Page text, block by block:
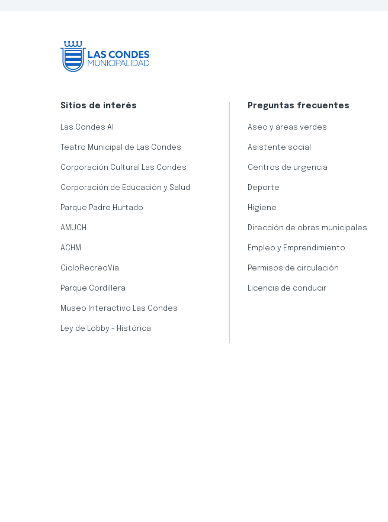
Sitios de interés
Las Condes AI
Teatro Municipal de Las Condes
Corporación Cultural Las Condes
Corporación de Educación y Salud
Parque Padre Hurtado
AMUCH
ACHM
CicloRecreoVía
Parque Cordillera
Museo Interactivo Las Condes
Ley de Lobby - Histórica
Preguntas frecuentes
Aseo y áreas verdes
Asistente social
Centros de urgencia
Deporte
Higiene
Dirección de obras municipales
Empleo y Emprendimiento
Permisos de circulación
Licencia de conducir